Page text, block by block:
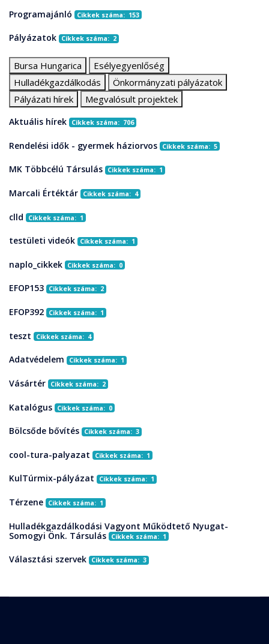
Programajánló Cikkek száma: 153
Pályázatok Cikkek száma: 2
Bursa Hungarica
Esélyegyenlőség
Hulladékgazdálkodás
Önkormányzati pályázatok
Pályázati hírek
Megvalósult projektek
Aktuális hírek Cikkek száma: 706
Rendelési idők - gyermek háziorvos Cikkek száma: 5
MK Többcélú Társulás Cikkek száma: 1
Marcali Értéktár Cikkek száma: 4
clld Cikkek száma: 1
testületi videók Cikkek száma: 1
naplo_cikkek Cikkek száma: 0
EFOP153 Cikkek száma: 2
EFOP392 Cikkek száma: 1
teszt Cikkek száma: 4
Adatvédelem Cikkek száma: 1
Vásártér Cikkek száma: 2
Katalógus Cikkek száma: 0
Bölcsőde bővítés Cikkek száma: 3
cool-tura-palyazat Cikkek száma: 1
KulTúrmix-pályázat Cikkek száma: 1
Térzene Cikkek száma: 1
Hulladékgazdálkodási Vagyont Működtető Nyugat-
Somogyi Önk. Társulás
Cikkek száma: 1
Választási szervek Cikkek száma: 3